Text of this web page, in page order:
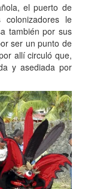
el puerto de
le
también por sus
ser un punto de
allí circuló que,
y asediada por